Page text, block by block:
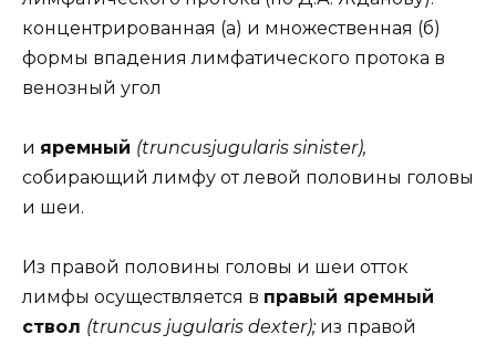
концентрированная (а) и множественная (б)
формы впадения лимфатического протока в
венозный угол
и яремный (truncusjugularis sinister),
собирающий лимфу от левой половины головы
и шеи.
Из правой половины головы и шеи отток
лимфы осуществляется в правый яремный
ствол (truncus jugularis dexter); из правой